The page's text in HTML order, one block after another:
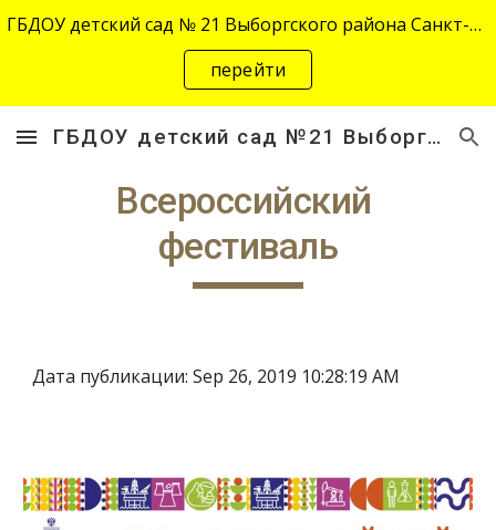
Skip to main content Skip to navigation
ГБДОУ детский сад № 21 Выборгского района Санкт-Петербурга переехал на новый адрес "site-2645.siteedu.ru".
перейти
ГБДОУ детский сад №21 Выборгского района Санкт-Петербурга
Всероссийский
фестиваль
Дата публикации: Sep 26, 2019 10:28:19 AM